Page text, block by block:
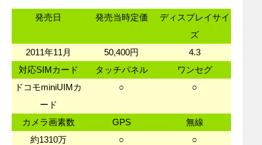
発売日 発売当時定価
ディスプレイサイ
ズ
2011年11月
50,400円
4.3
対応SIMカード
タッチパネル
ワンセグ
ドコモminiUIMカ
ード
○ ○
カメラ画素数 GPS
無線
約1310万
○
○